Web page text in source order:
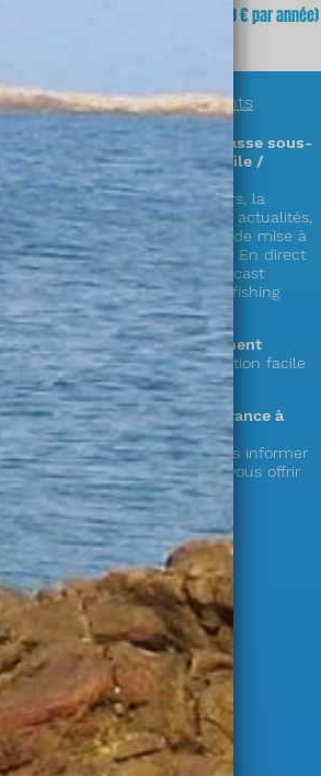
(soit 64,68 € par année)
plus surnos abonnements
exclusives sur la chasse sous-
accès illimité (sur PC / mobile /
!
plus de 300 zones & parcours, la
complète en France, les actualités,
la cuisine de la mer, les cales de mise à
matériel, les vidéos « En direct
», nos émissions radio en podcast
de chasse » et le live « spearfishing
» !
de la durée de votre abonnement
(et possibilité de résiliation facile
compte)
au seul web média en France à
des pêcheurs en apnée !
nous permet de vous informer
de nouveaux services à vous offrir
S'abonner